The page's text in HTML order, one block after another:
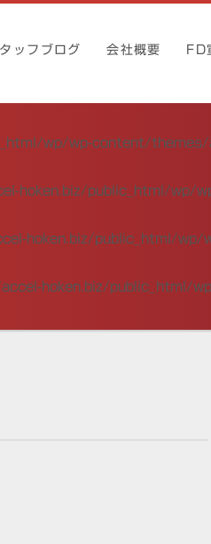
ッフブログ 会社概要 FD
wp/wp-content/
hoken.biz/public_html/wp/
hoken.biz/public_html/
hoken.biz/public_html/